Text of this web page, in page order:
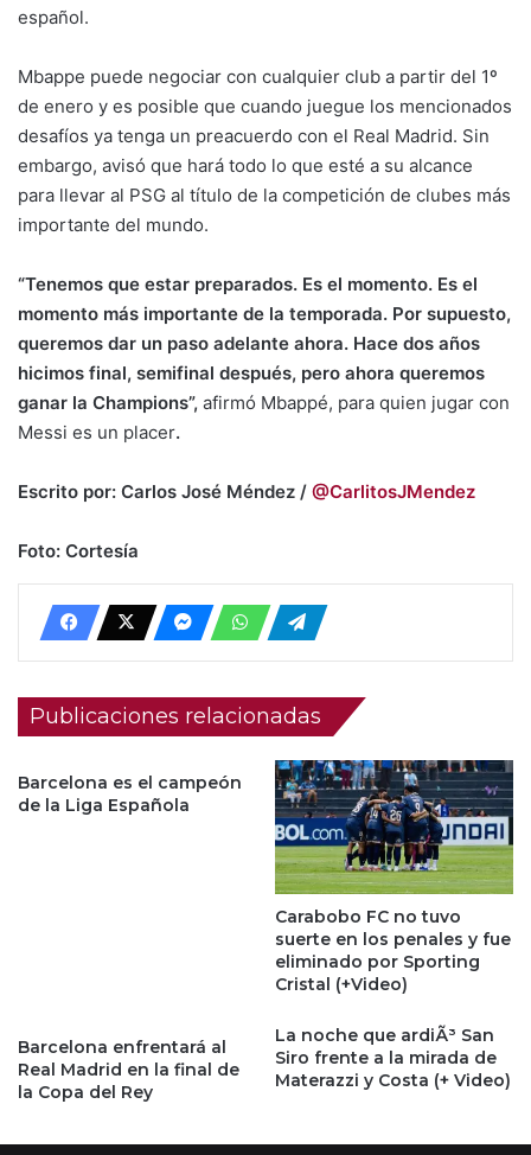
español.
Mbappe puede negociar con cualquier club a partir del 1º
de enero y es posible que cuando juegue los mencionados
desafíos ya tenga un preacuerdo con el Real Madrid. Sin
embargo, avisó que hará todo lo que esté a su alcance
para llevar al PSG al título de la competición de clubes más
importante del mundo.
“Tenemos que estar preparados. Es el momento. Es el
momento más importante de la temporada. Por supuesto,
queremos dar un paso adelante ahora. Hace dos años
hicimos final, semifinal después, pero ahora queremos
ganar la Champions”, afirmó Mbappé, para quien jugar con
Messi es un placer.
Escrito por: Carlos José Méndez / @CarlitosJMendez
Foto: Cortesía
Publicaciones relacionadas
Barcelona es el campeón
de la Liga Española
Carabobo FC no tuvo
suerte en los penales y fue
eliminado por Sporting
Cristal (+Video)
Barcelona enfrentará al
Real Madrid en la final de
la Copa del Rey
La noche que ardiÃ³ San
Siro frente a la mirada de
Materazzi y Costa (+ Video)